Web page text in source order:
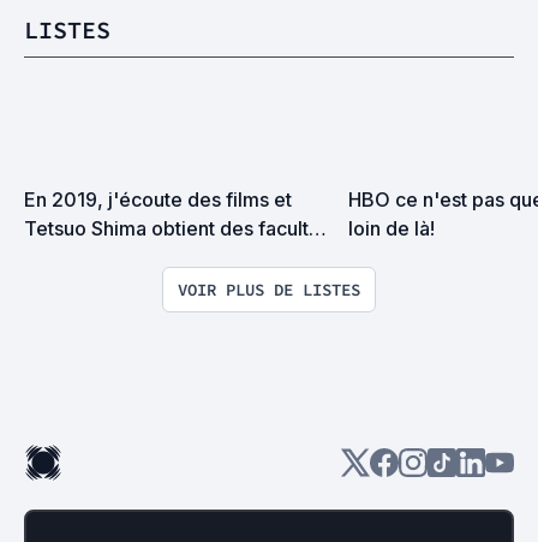
LISTES
En 2019, j'écoute des films et
Tetsuo Shima obtient des facultés
HBO ce n'est pas
loin de là!
VOIR PLUS DE LISTES